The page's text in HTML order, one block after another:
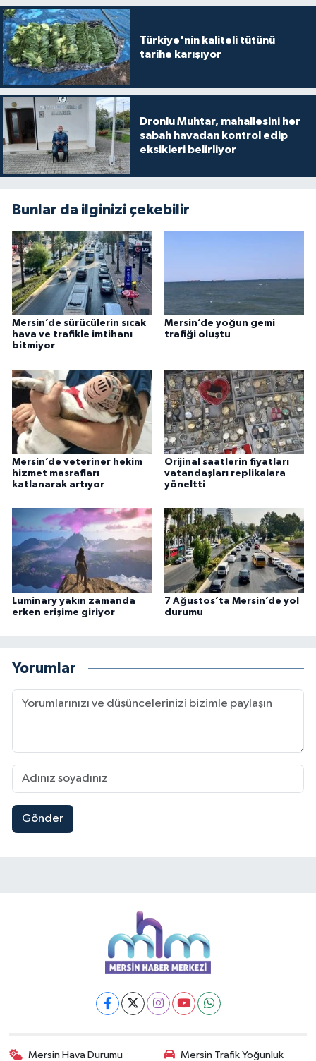
Türkiye'nin kaliteli tütünü
tarihe karışıyor
Dronlu Muhtar, mahallesini her
sabah havadan kontrol edip
eksikleri belirliyor
Bunlar da ilginizi çekebilir
Mersin’de sürücülerin sıcak
hava ve trafikle imtihanı
bitmiyor
Mersin’de yoğun gemi
trafiği oluştu
Mersin’de veteriner hekim
hizmet masrafları
katlanarak artıyor
Orijinal saatlerin fiyatları
vatandaşları replikalara
yöneltti
Luminary yakın zamanda
erken erişime giriyor
7 Ağustos’ta Mersin’de yol
durumu
Yorumlar
Gönder
Mersin Hava Durumu Mersin Trafik Yoğunluk